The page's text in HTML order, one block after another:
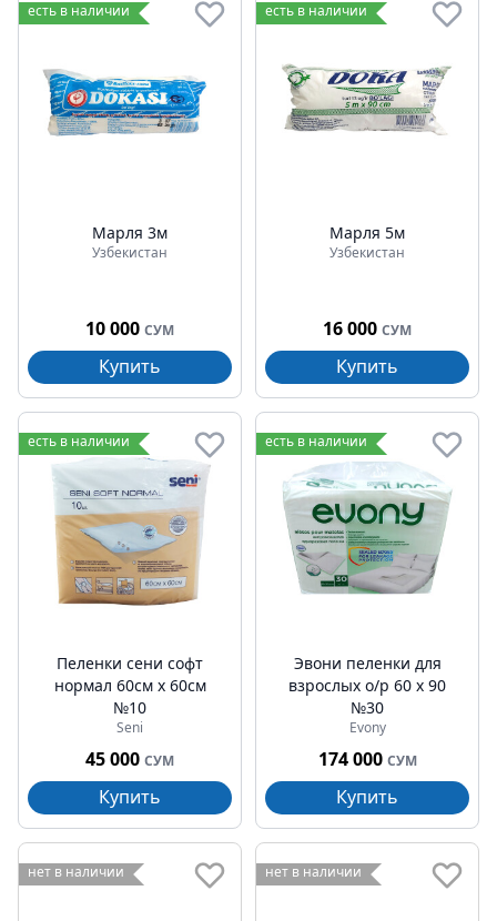
есть в наличии
Марля 3м
Узбекистан
10 000 СУМ
Купить
есть в наличии
Марля 5м
Узбекистан
16 000 СУМ
Купить
есть в наличии
Пеленки сени софт
нормал 60см x 60см
№10
Seni
45 000 СУМ
Купить
есть в наличии
Эвони пеленки для
взрослых о/р 60 х 90
№30
Evony
174 000 СУМ
Купить
нет в наличии нет в наличии